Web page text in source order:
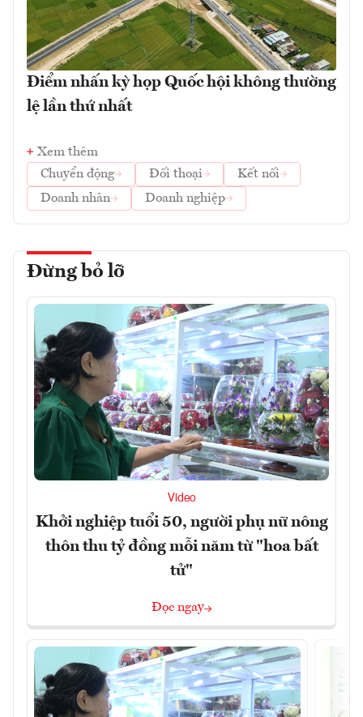
Điểm nhấn kỳ họp Quốc hội không thường
lệ lần thứ nhất
Xem thêm
Chuyển động
Đối thoại
Kết nối
Doanh nhân
Doanh nghiệp
Đừng bỏ lỡ
Video
Khởi nghiệp tuổi 50, người phụ nữ nông
thôn thu tỷ đồng mỗi năm từ "hoa bất
tử"
Đọc ngay